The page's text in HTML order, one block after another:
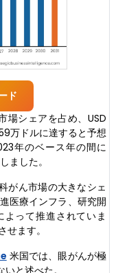
ド
場シェアを占め、USD
万ドルに達すると予想
年のベース年の間に
ました。
がん市場の大きなシェ
医療インフラ、研究開
って推進されていま
ます。
米国では、眼がんが極
と述べた。